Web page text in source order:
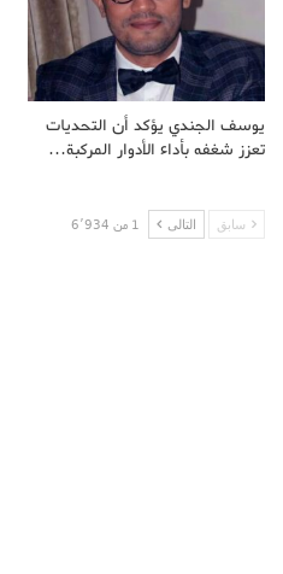
يوسف الجندي يؤكد أن التحديات
تعزز شغفه بأداء الأدوار المركبة…
سابق التالى 1 من 6٬934